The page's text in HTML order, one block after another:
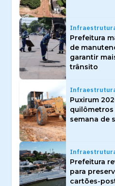
Prefeitura
de
garantir
trânsito
Puxirum
quilômetros
semana de
Prefeitura
para
cartões-